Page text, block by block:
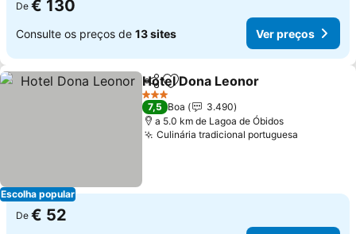
De € 130
Consulte os preços de 13 sites Ver preços
Escolha popular
PartilharAdicionar aos favoritos
Hotel Dona Leonor
3 Estrelas
7,5 Boa
3.490
a 5.0 km de Lagoa de Óbidos
Culinária tradicional portuguesa
De € 52